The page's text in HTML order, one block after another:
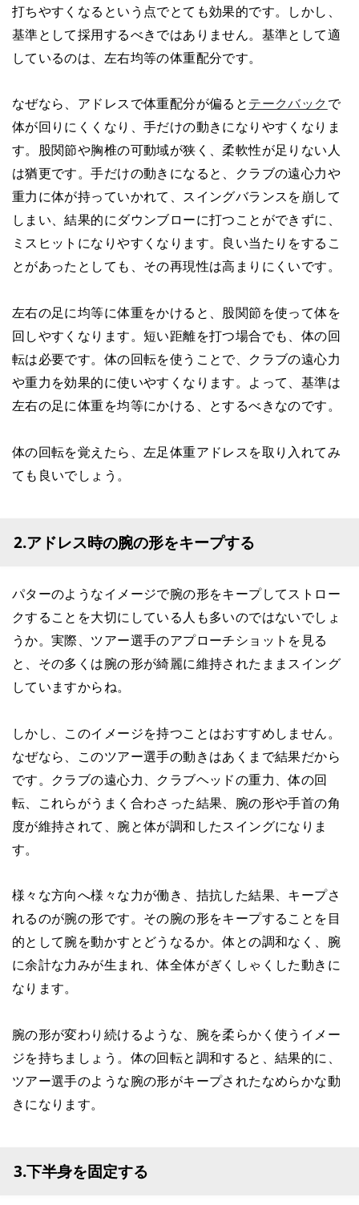
打ちやすくなるという点でとても効果的です。しかし、
基準として採用するべきではありません。基準として適
しているのは、左右均等の体重配分です。
なぜなら、アドレスで体重配分が偏るとテークバック で
体が回りにくくなり、手だけの動きになりやすくなりま
す。股関節や胸椎の可動域が狭く、柔軟性が足りない人
は猶更です。手だけの動きになると、クラブの遠心力や
重力に体が持っていかれて、スイングバランスを崩して
しまい、結果的にダウンブローに打つことができずに、
ミスヒットになりやすくなります。良い当たりをするこ
とがあったとしても、その再現性は高まりにくいです。
左右の足に均等に体重をかけると、股関節を使って体を
回しやすくなります。短い距離を打つ場合でも、体の回
転は必要です。体の回転を使うことで、クラブの遠心力
や重力を効果的に使いやすくなります。よって、基準は
左右の足に体重を均等にかける、とするべきなのです。
体の回転を覚えたら、左足体重アドレスを取り入れてみ
ても良いでしょう。
2.アドレス時の腕の形をキープする
パターのようなイメージで腕の形をキープしてストロー
クすることを大切にしている人も多いのではないでしょ
うか。実際、ツアー選手のアプローチショットを見る
と、その多くは腕の形が綺麗に維持されたままスイング
していますからね。
しかし、このイメージを持つことはおすすめしません。
なぜなら、このツアー選手の動きはあくまで結果だから
です。クラブの遠心力、クラブヘッドの重力、体の回
転、これらがうまく合わさった結果、腕の形や手首の角
度が維持されて、腕と体が調和したスイングになりま
す。
様々な方向へ様々な力が働き、拮抗した結果、キープさ
れるのが腕の形です。その腕の形をキープすることを目
的として腕を動かすとどうなるか。体との調和なく、腕
に余計な力みが生まれ、体全体がぎくしゃくした動きに
なります。
腕の形が変わり続けるような、腕を柔らかく使うイメー
ジを持ちましょう。体の回転と調和すると、結果的に、
ツアー選手のような腕の形がキープされたなめらかな動
きになります。
3.下半身を固定する